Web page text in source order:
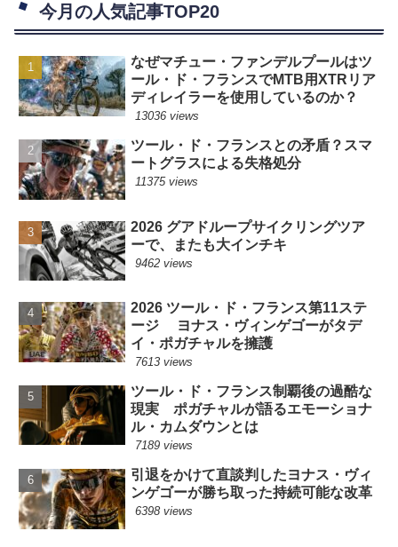
今月の人気記事TOP20
なぜマチュー・ファンデルプールはツ
ール・ド・フランスでMTB用XTRリア
ディレイラーを使用しているのか？
13036 views
ツール・ド・フランスとの矛盾？スマ
ートグラスによる失格処分
11375 views
2026 グアドループサイクリングツア
ーで、またも大インチキ
9462 views
2026 ツール・ド・フランス第11ステ
ージ ヨナス・ヴィンゲゴーがタデ
イ・ポガチャルを擁護
7613 views
ツール・ド・フランス制覇後の過酷な
現実 ポガチャルが語るエモーショナ
ル・カムダウンとは
7189 views
引退をかけて直談判したヨナス・ヴィ
ンゲゴーが勝ち取った持続可能な改革
6398 views